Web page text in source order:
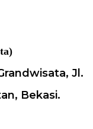
Jl.
Bekasi.